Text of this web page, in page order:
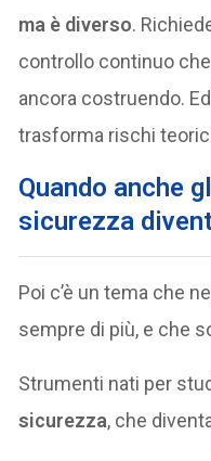
ma è diverso.
controllo continuo
ancora costruendo.
trasforma rischi
Quando anche
sicurezza
Poi c’è un tema che
sempre di più, e che
Strumenti nati per
sicurezza, che